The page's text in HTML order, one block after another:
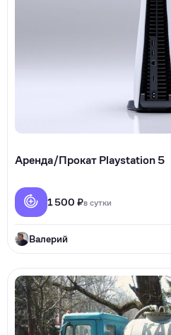
Аренда/Прокат Playstation 5
1 500 ₽в сутки
Валерий